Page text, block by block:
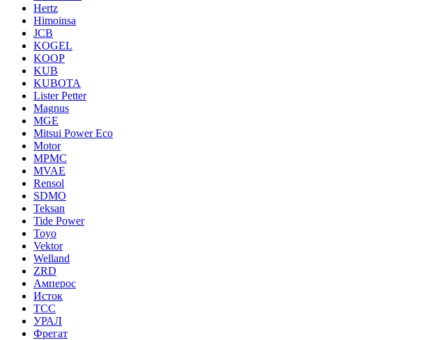
Hertz
Himoinsa
JCB
KOGEL
KOOP
KUB
KUBOTA
Lister Petter
Magnus
MGE
Mitsui Power Eco
Motor
MPMC
MVAE
Rensol
SDMO
Teksan
Tide Power
Toyo
Vektor
Welland
ZRD
Амперос
Исток
ТСС
УРАЛ
Фрегат